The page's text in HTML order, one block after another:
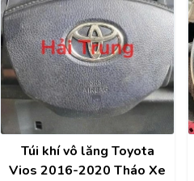
Túi khí vô lăng Toyota
Vios 2016-2020 Tháo Xe